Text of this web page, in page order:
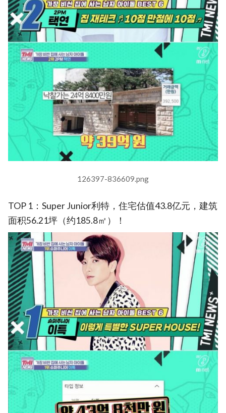
126397-836609.png
TOP 1：Super Junior利特，住宅估值43.8亿元，建筑
面积56.21坪（约185.8㎡）！